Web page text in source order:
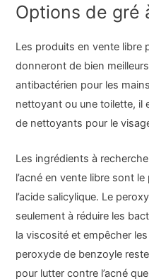
Options de gré
Les produits en vente libre
donneront de bien
antibactérien pour les
nettoyant ou une toilette, il
de nettoyants pour le
Les ingrédients à
l’acné en vente libre sont
l’acide salicylique. Le
seulement à réduire les
la viscosité et empêcher
peroxyde de benzoyle
pour lutter contre l’acné